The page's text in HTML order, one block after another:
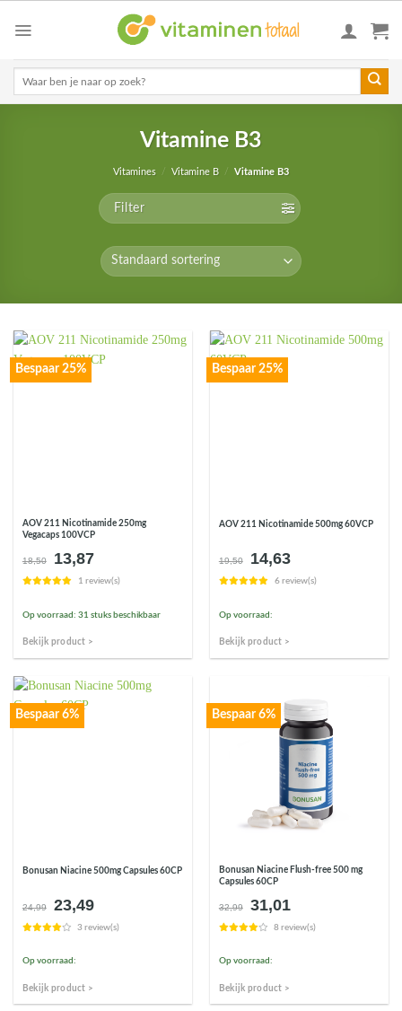
Vitamine B3
Vitamines / Vitamine B / Vitamine B3
Filter
Bespaar 25%
AOV 211 Nicotinamide 250mg
Vegacaps 100VCP
18,50
Oorspronkelijke
prijs
was:
13,87Huidige
prijs
is:
1 review(s)
Op voorraad: 31 stuks beschikbaar
Bekijk product >
Bespaar 25%
AOV 211 Nicotinamide 500mg 60VCP
19,50
Oorspronkelijke
prijs
was:
14,63Huidige
prijs
is:
6 review(s)
Op voorraad:
Bekijk product >
Bespaar 6%
Bonusan Niacine 500mg Capsules 60CP
24,99
Oorspronkelijke
prijs
was:
23,49Huidige
prijs
is:
3 review(s)
Op voorraad:
Bekijk product >
Bespaar 6%
Bonusan Niacine Flush-free 500 mg
Capsules 60CP
32,99
Oorspronkelijke
prijs
was:
31,01
prijs
is:
8 review(s)
Op voorraad:
Bekijk product >